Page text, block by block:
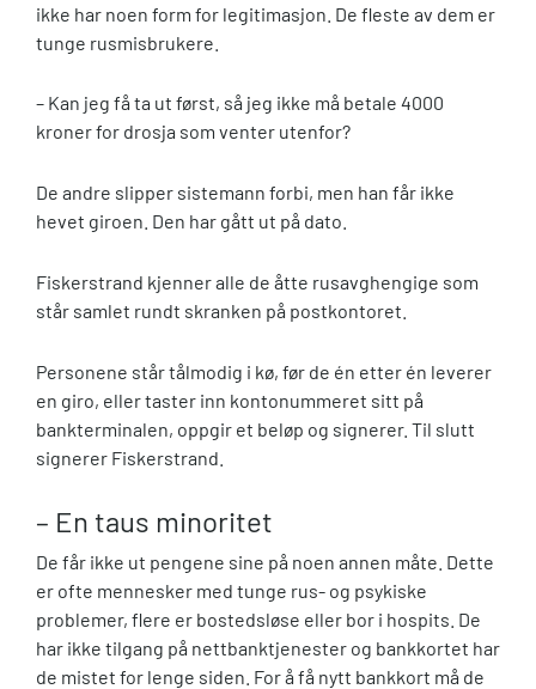
ikke har noen form for legitimasjon. De fleste av dem er
tunge rusmisbrukere.
– Kan jeg få ta ut først, så jeg ikke må betale 4000
kroner for drosja som venter utenfor?
De andre slipper sistemann forbi, men han får ikke
hevet giroen. Den har gått ut på dato.
Fiskerstrand kjenner alle de åtte rusavghengige som
står samlet rundt skranken på postkontoret.
Personene står tålmodig i kø, før de én etter én leverer
en giro, eller taster inn kontonummeret sitt på
bankterminalen, oppgir et beløp og signerer. Til slutt
signerer Fiskerstrand.
– En taus minoritet
De får ikke ut pengene sine på noen annen måte. Dette
er ofte mennesker med tunge rus- og psykiske
problemer, flere er bostedsløse eller bor i hospits. De
har ikke tilgang på nettbanktjenester og bankkortet har
de mistet for lenge siden. For å få nytt bankkort må de